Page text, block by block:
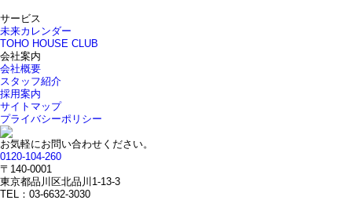
サービス
未来カレンダー
TOHO HOUSE CLUB
会社案内
会社概要
スタッフ紹介
採用案内
サイトマップ
プライバシーポリシー
お気軽にお問い合わせください。
0120-104-260
〒140-0001
東京都品川区北品川1-13-3
TEL：03-6632-3030